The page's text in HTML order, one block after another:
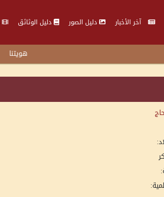
آخر الأخبار دليل الصور دليل الوثائق
هويتنا